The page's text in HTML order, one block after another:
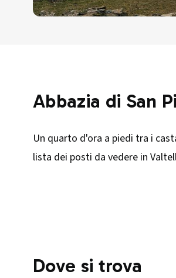
Abbazia di San
Un quarto d'ora a piedi tra i
lista dei posti da vedere in
Dove si trova